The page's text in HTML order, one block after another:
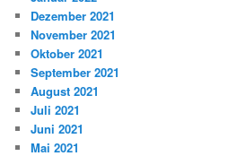
Dezember 2021
November 2021
Oktober 2021
September 2021
August 2021
Juli 2021
Juni 2021
Mai 2021